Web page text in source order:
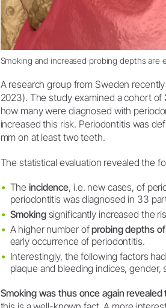
Smoking and increased probing depths are
A research group from Sweden
2023). The study examined a cohort of
how many were diagnosed with
increased this risk. Periodontitis was
mm on at least two teeth.
The statistical evaluation revealed the
Theincidence, i.e. new cases, of
periodontitis was diagnosed in 33
Smokingsignificantly increased the
A higher number ofprobing depths
early occurrence of periodontitis.
Interestingly, the following factors had
plaque and bleeding indices, gender,
Smoking was thus once again revealed